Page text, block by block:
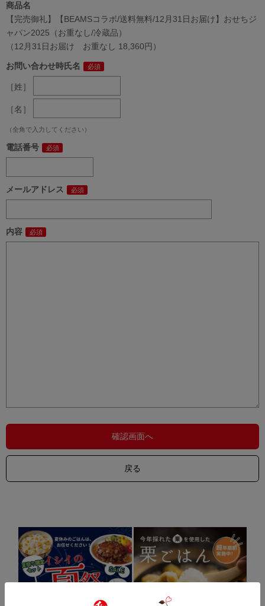
商品名
【完売御礼】【BEAMSコラボ/送料無料/12月31日お届け】おせちジ
ャパン2025（お重なし/冷蔵品）
（12月31日お届け お重なし 18,360円）
お問い合わせ時氏名
［姓］
［名］
（全角で入力してください）
電話番号
メールアドレス
内容